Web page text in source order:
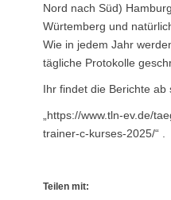
Nord nach Süd)
Würtemberg und
Wie in jedem Jahr
tägliche Protokolle
Ihr findet die Berichte ab
„https://www.tln-ev.de/
trainer-c-kurses-2025/“ .
Teilen mit: